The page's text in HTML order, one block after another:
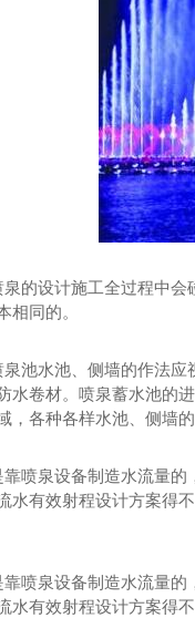
设计施工全过程中会
相同的。
水池、侧墙的作法应
水卷材。喷泉蓄水池的
，各种各样水池、侧墙
泉设备制造水流量的
水有效射程设计方案得
泉设备制造水流量的
水有效射程设计方案得